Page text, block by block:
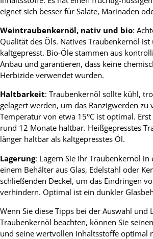
eignet sich besser für Salate, Marinaden
Weintraubenkernöl, nativ und bio:
Qualität des Öls. Natives Traubenkernöl
kaltgepresst. Bio-Öle stammen aus
Anbau und garantieren, dass keine
Herbizide verwendet wurden.
Haltbarkeit: Traubenkernöl sollte kühl,
gelagert werden, um das Ranzigwerden zu
Temperatur von etwa 15°C ist optimal.
rund 12 Monate haltbar. Heißgepresstes
länger haltbar als kaltgepresstes Öl.
Lagerung: Lagern Sie Ihr Traubenkernöl in
einem Behälter aus Glas, Edelstahl oder
schließenden Deckel, um das Eindringen
verhindern. Optimal ist ein dunkler
Wenn Sie diese Tipps bei der Auswahl und
Traubenkernöl beachten, können Sie
und seine wertvollen Inhaltsstoffe optimal